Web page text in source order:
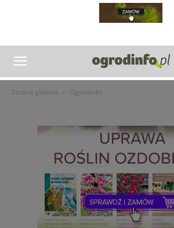
Strona główna Ogrodinfo